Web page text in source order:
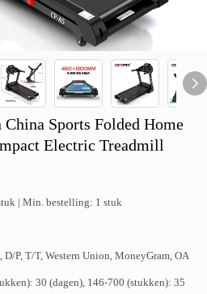
Sports Folded Home
Electric Treadmill
| Min. bestelling: 1 stuk
D/P, T/T, Western Union, MoneyGram, OA
30 (dagen), 146-700 (stukken): 35